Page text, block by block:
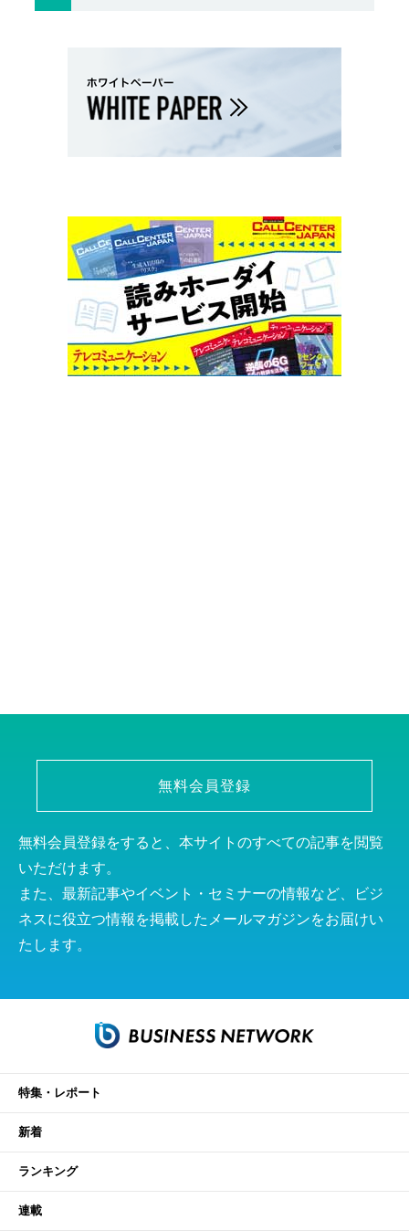
無料会員登録
無料会員登録をすると、本サイトのすべての記事を閲覧
いただけます。
また、最新記事やイベント・セミナーの情報など、ビジ
ネスに役立つ情報を掲載したメールマガジンをお届けい
たします。
特集・レポート
新着
ランキング
連載